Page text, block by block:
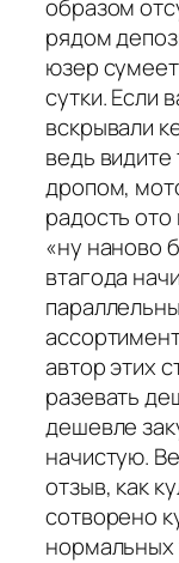
образом
рядом
юзер
сутки. Если
вскрывали
ведь
дропом,
радость
«ну наново
втагода
автор этих
разевать
дешевле
начистую.
отзыв, как
сотворено
нормальных